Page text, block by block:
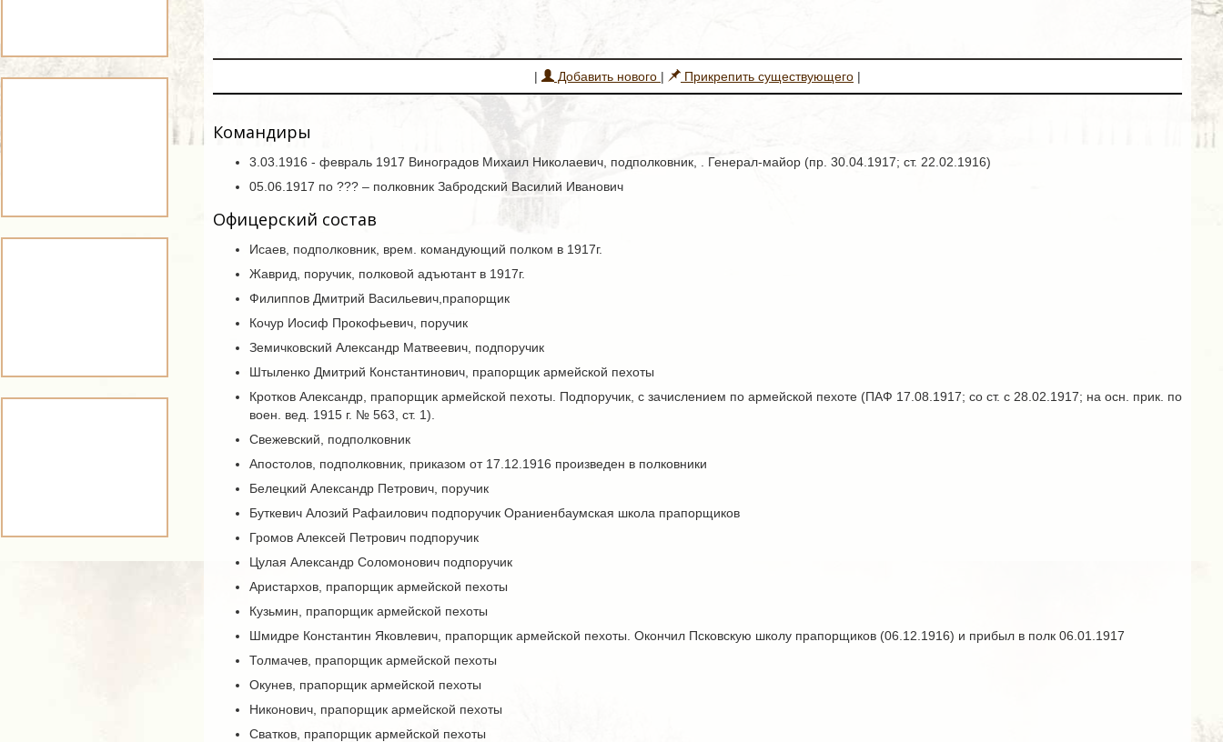
| Добавить нового | Прикрепить существующего |
Командиры
3.03.1916 - февраль 1917 Виноградов Михаил Николаевич, подполковник, . Генерал-майор (пр. 30.04.1917; ст. 22.02.1916)
05.06.1917 по ??? – полковник Забродский Василий Иванович
Офицерский состав
Исаев, подполковник, врем. командующий полком в 1917г.
Жаврид, поручик, полковой адъютант в 1917г.
Филиппов Дмитрий Васильевич,прапорщик
Кочур Иосиф Прокофьевич, поручик
Земичковский Александр Матвеевич, подпоручик
Штыленко Дмитрий Константинович, прапорщик армейской пехоты
Кротков Александр, прапорщик армейской пехоты. Подпоручик, с зачислением по армейской пехоте (ПАФ 17.08.1917; со ст. с 28.02.1917; на осн. прик. по
воен. вед. 1915 г. № 563, ст. 1).
Свежевский, подполковник
Апостолов, подполковник, приказом от 17.12.1916 произведен в полковники
Белецкий Александр Петрович, поручик
Буткевич Алозий Рафаилович подпоручик Ораниенбаумская школа прапорщиков
Громов Алексей Петрович подпоручик
Цулая Александр Соломонович подпоручик
Аристархов, прапорщик армейской пехоты
Кузьмин, прапорщик армейской пехоты
Шмидре Константин Яковлевич, прапорщик армейской пехоты. Окончил Псковскую школу прапорщиков (06.12.1916) и прибыл в полк 06.01.1917
Толмачев, прапорщик армейской пехоты
Окунев, прапорщик армейской пехоты
Никонович, прапорщик армейской пехоты
Сватков, прапорщик армейской пехоты